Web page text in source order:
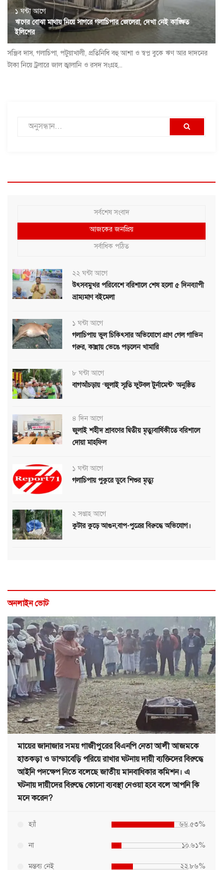
১ ঘন্টা আগে
ঋণের বোঝা মাথায় নিয়ে সাগরে গলাচিপার জেলেরা, দেখা নেই কাঙ্ক্ষিত
ইলিশের
সঞ্জিব দাস, গলাচিপা, পটুয়াখালী, প্রতিনিধি বহু আশা ও স্বপ্ন বুকে ঋণ আর দাদনের
টাকা নিয়ে ট্রলারে জাল জ্বালানি ও রসদ সংগ্রহ...
সর্বশেষ সংবাদ
আজকের জনপ্রিয়
সর্বাধিক পঠিত
২২ ঘন্টা আগে
উৎসবমুখর পরিবেশে বরিশালে শেষ হলো ৫ দিনব্যাপী
ভ্রাম্যমাণ বইমেলা
১ ঘন্টা আগে
গলাচিপায় ভুল চিকিৎসার অভিযোগে প্রাণ গেল গাভিন
গরুর, কান্নায় ভেঙে পড়লেন খামারি
৮ ঘন্টা আগে
বাগআঁচড়ায় ‘জুলাই স্মৃতি ফুটবল টুর্নামেন্ট’ অনুষ্ঠিত
৪ দিন আগে
জুলাই শহীদ শ্রাবণের দ্বিতীয় মৃত্যুবার্ষিকীতে বরিশালে
দোয়া মাহফিল
১ ঘন্টা আগে
গলাচিপায় পুকুরে ডুবে শিশুর মৃত্যু
২ সপ্তাহ আগে
কুটার কুড়ে আগুন,বাপ-পুত্রের বিরুদ্ধে অভিযোগ।
অনলাইন ভোট
মায়ের জানাজার সময় গাজীপুরের বিএনপি নেতা আলী আজমকে
হাতকড়া ও ডান্ডাবেড়ি পরিয়ে রাখার ঘটনায় দায়ী ব্যক্তিদের বিরুদ্ধে
আইনি পদক্ষেপ নিতে বলেছে জাতীয় মানবাধিকার কমিশন। এ
ঘটনায় দায়ীদের বিরুদ্ধে কোনো ব্যবস্থা নেওয়া হবে বলে আপনি কি
মনে করেন?
হ্যাঁ ৬৬.৫৩%
না ১০.৬১%
মন্তব্য নেই ২২.৮৬%